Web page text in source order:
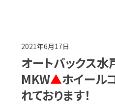
2021年6月17日
オートバックス水
MKW▲ホイール
れております！